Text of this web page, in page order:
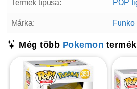
Termék típusa: POP
Márka: Funko
Még több Pokemon termék